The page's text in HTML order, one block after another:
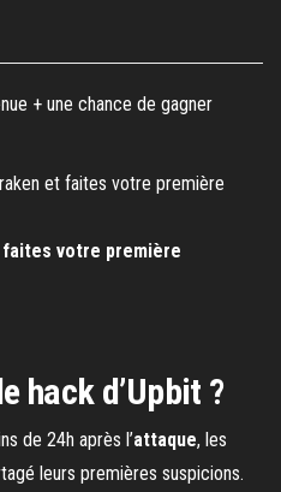
+ une chance de gagner
votre première
hack d’Upbit ?
de 24h après l’attaque, les
leurs premières suspicions.